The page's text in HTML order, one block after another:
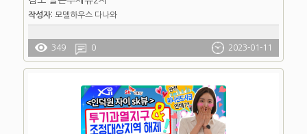
작성자: 모델하우스 다나와
349 0 2023-01-11